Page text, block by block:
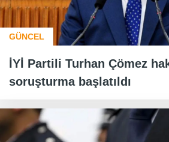
GÜNCEL
İYİ Partili Turhan Çömez
soruşturma başlatıldı